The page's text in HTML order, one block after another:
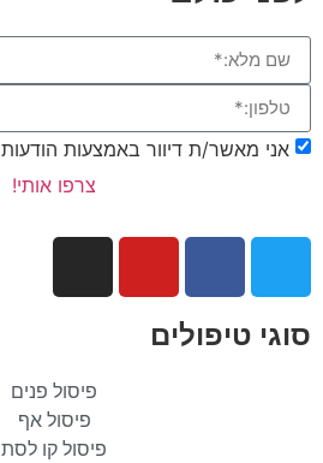
אני מאשר/ת דיוור באמצעות הודעות SMS
צרפו אותי!
סוגי טיפולים
פיסול פנים
פיסול אף
פיסול קו לסת